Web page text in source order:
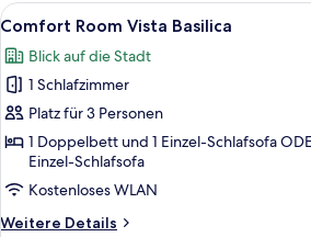
Alle
Fotos
für
Comfort
Room
Vista
Basilica
anzeigen
Ein
5
Comfort Room Vista Basilica
Blick auf die Stadt
1 Schlafzimmer
Platz für 3 Personen
1 Doppelbett und 1 Einzel-Schlafsofa
Einzel-Schlafsofa
Kostenloses WLAN
Weitere Details
Weitere